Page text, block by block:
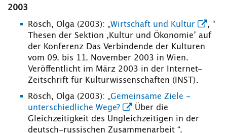
2003
Rösch, Olga (2003): „Wirtschaft und Kultur
, “
Thesen der Sektion ‚Kultur und Ökonomie’ auf
der Konferenz Das Verbindende der Kulturen
vom 09. bis 11. November 2003 in Wien.
Veröffentlicht im März 2003 in der Internet-
Zeitschrift für Kulturwissenschaften (INST).
Rösch, Olga (2003): „Gemeinsame Ziele -
unterschiedliche Wege?
Über die
Gleichzeitigkeit des Ungleichzeitigen in der
deutsch-russischen Zusammenarbeit “.